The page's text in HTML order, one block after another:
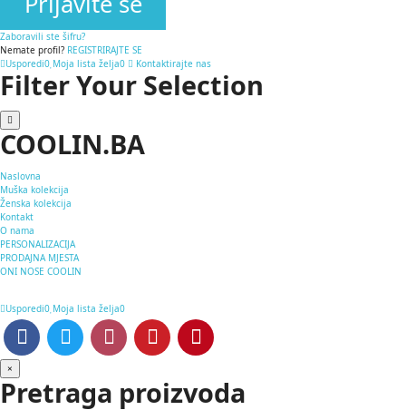
Zaboravili ste šifru?
Nemate profil? REGISTRIRAJTE SE
Usporedi0 Moja lista želja0 Kontaktirajte nas
Filter Your Selection
COOLIN.BA
Naslovna
Muška kolekcija
Ženska kolekcija
Kontakt
O nama
PERSONALIZACIJA
PRODAJNA MJESTA
ONI NOSE COOLIN
Usporedi0 Moja lista želja0
×
Pretraga proizvoda